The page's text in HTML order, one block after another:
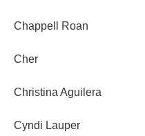
Chappell Roan
Cher
Christina Aguilera
Cyndi Lauper